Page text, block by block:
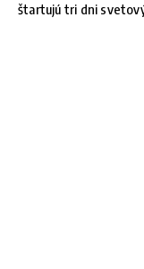
štartujú tri dni